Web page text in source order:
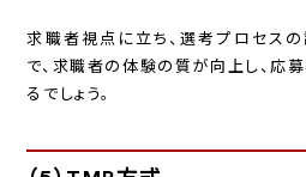
求職者視点に立ち、選考プロセス
で、求職者の体験の質が向上し、応
るでしょう。